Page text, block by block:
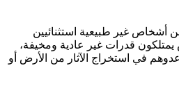
غير طبيعية استثنائيين
قدرات غير عادية ومخيفة،
في استخراج الآثار من الأرض أو